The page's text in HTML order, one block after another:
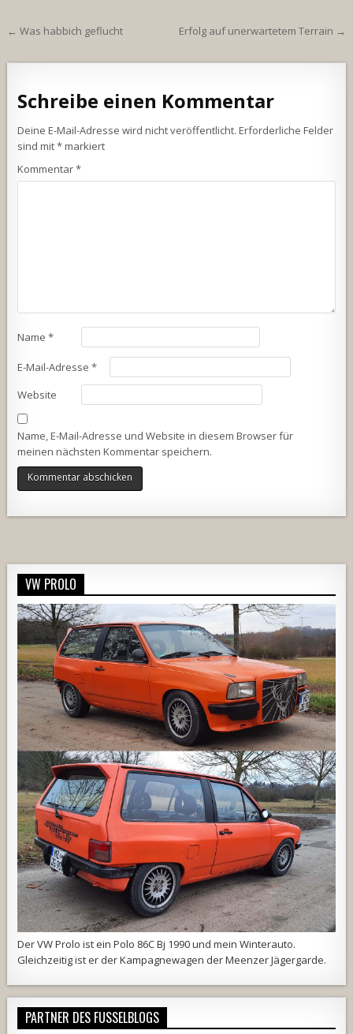
Beitragsnavigation
← Was habbich geflucht Erfolg auf unerwartetem Terrain →
Schreibe einen Kommentar
Deine E-Mail-Adresse wird nicht veröffentlicht. Erforderliche Felder
sind mit*markiert
Kommentar*
Name*
E-Mail-Adresse*
Website
Name, E-Mail-Adresse und Website in diesem Browser für
meinen nächsten Kommentar speichern.
VW PROLO
Der VW Prolo ist ein Polo 86C Bj 1990 und mein Winterauto.
Gleichzeitig ist er der Kampagnewagen derMeenzer Jägergarde.
PARTNER DES FUSSELBLOGS